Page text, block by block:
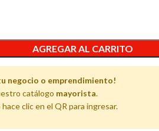
AGREGAR AL CARRITO
negocio o emprendimiento!
catálogo mayorista.
hace clic en el QR para ingresar.